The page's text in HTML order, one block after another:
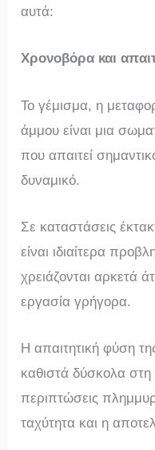
αυτά:
Χρονοβόρα και
Το γέμισμα, η
άμμου είναι μια
που απαιτεί
δυναμικό.
Σε καταστάσεις
είναι ιδιαίτερα
χρειάζονται αρκετά
εργασία γρήγορα.
Η απαιτητική φύση
καθιστά δύσκολα στη
περιπτώσεις
ταχύτητα και η